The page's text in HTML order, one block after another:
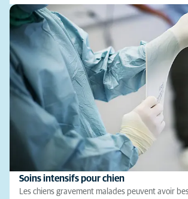
Soins intensifs pour chien
Les chiens gravement malades peuvent avoir